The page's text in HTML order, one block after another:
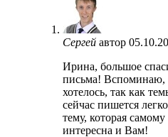
Сергей автор
Ирина, большое
письма! Вспоминаю,
хотелось, так как
сейчас пишется
тему, которая
интересна и Вам!